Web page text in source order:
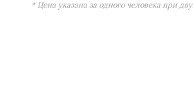
* Цена указана за одного человека при